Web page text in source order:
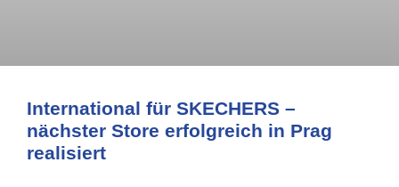
International für SKECHERS –
nächster Store erfolgreich in Prag
realisiert